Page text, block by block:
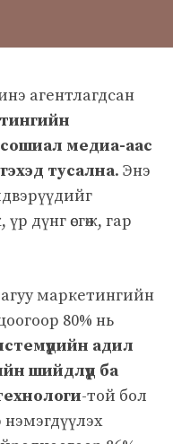
агентлагдсан
сошиал медиа-аас
тусална. Энэ
дүнг өсгөж, гар
маркетингийн
80% нь
адил
шийдлүүд ба
-той бол